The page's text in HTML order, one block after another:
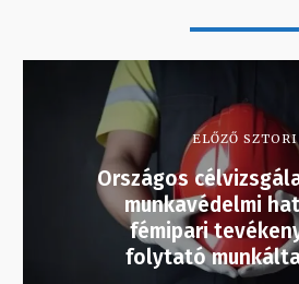
ELŐZŐ SZTORI
Országos
munkavédelmi
fémipari
folytató